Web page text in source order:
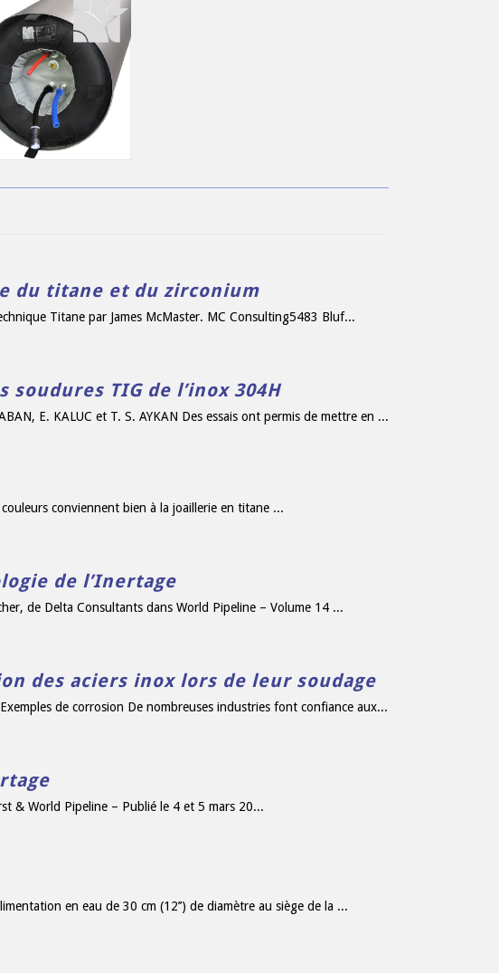
du titane et du zirconium
Titane par James McMaster. MC Consulting5483 Bluf...
soudures TIG de l’inox 304H
E. KALUC et T. S. AYKAN Des essais ont permis de mettre en ...
conviennent bien à la joaillerie en titane ...
de l’Inertage
de Delta Consultants dans World Pipeline – Volume 14 ...
des aciers inox lors de leur soudage
de corrosion De nombreuses industries font confiance aux...
& World Pipeline – Publié le 4 et 5 mars 20...
en eau de 30 cm (12’’) de diamètre au siège de la ...